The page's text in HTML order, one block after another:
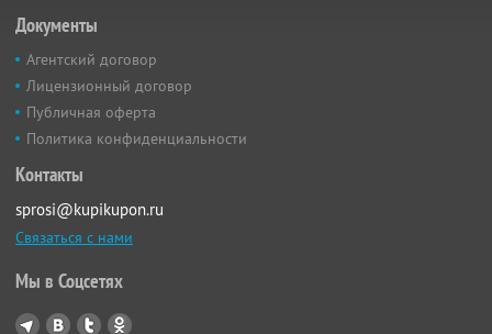
Документы
Агентский договор
Лицензионный договор
Публичная оферта
Политика конфиденциальности
Контакты
sprosi@kupikupon.ru
Связаться с нами
Мы в Соцсетях